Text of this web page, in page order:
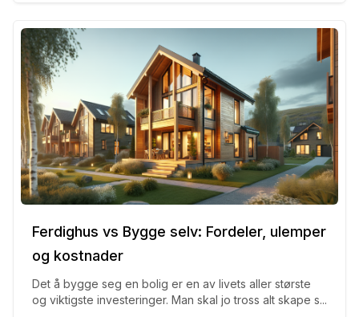
Ferdighus vs Bygge selv: Fordeler, ulemper
og kostnader
Det å bygge seg en bolig er en av livets aller største
og viktigste investeringer. Man skal jo tross alt skape s...